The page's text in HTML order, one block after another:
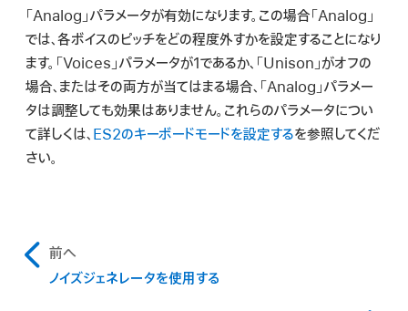
「Analog」パラメータが有効になります。この場合「Analog」
では、各ボイスのピッチをどの程度外すかを設定することになり
ます。「Voices」パラメータが1であるか、「Unison」がオフの
場合、またはその両方が当てはまる場合、「Analog」パラメー
タは調整しても効果はありません。これらのパラメータについ
て詳しくは、 ES2のキーボードモードを設定するを参照してくだ
さい。
前へ
ノイズジェネレータを使用する